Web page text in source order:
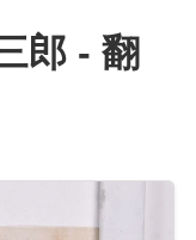
郎 - 翻